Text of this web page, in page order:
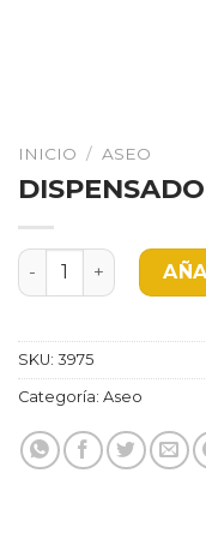
INICIO / ASEO
DISPENSADOR
SKU: 3975
Categoría: Aseo